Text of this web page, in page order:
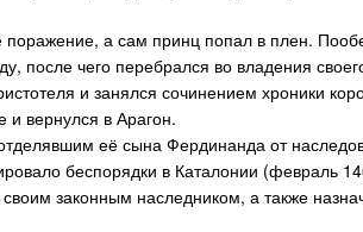
поражение, а сам принц попал в плен.
после чего перебрался во владения
и занялся сочинением хроники
вернулся в Арагон.
её сына Фердинанда от
беспорядки в Каталонии (февраль
законным наследником, а также